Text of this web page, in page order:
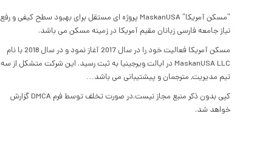
”مسکن آمریکا“ MaskanUSA پروژه ای مستقل برای بهبود سطح کیفی و رفع
نیاز جامعه فارسی زبانان مقیم آمریکا در زمینه مسکن می باشد.
مسکن آمریکا فعالیت خود را در سال 2017 آغاز نمود و در سال 2018 با نام
MaskanUSA LLC در ایالت ویرجینیا به ثبت رسید. این شرکت متشکل از سه
تیم مدیریت, مترجمان و پیشتیبانی می باشد…
کپی بدون ذکر منبع مجاز نیست.در صورت تخلف توسط فرم DMCA گزارش
خواهد شد.